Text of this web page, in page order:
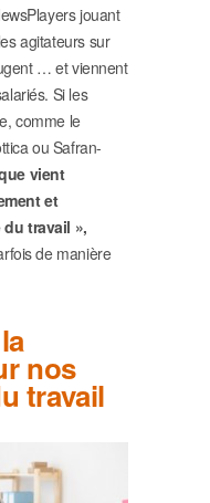
jouant
agitateurs sur
… et viennent
Si les
comme le
ou Safran-
vient
et
travail »,
de manière
nos
travail